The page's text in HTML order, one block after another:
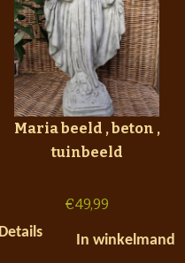
Maria beeld , beton ,
tuinbeeld
€49,99
Details
In winkelmand